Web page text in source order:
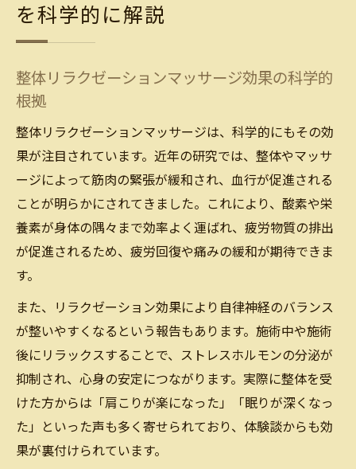
を科学的に解説
整体リラクゼーションマッサージ効果の科学的
根拠
整体リラクゼーションマッサージは、科学的にもその効
果が注目されています。近年の研究では、整体やマッサ
ージによって筋肉の緊張が緩和され、血行が促進される
ことが明らかにされてきました。これにより、酸素や栄
養素が身体の隅々まで効率よく運ばれ、疲労物質の排出
が促進されるため、疲労回復や痛みの緩和が期待できま
す。
また、リラクゼーション効果により自律神経のバランス
が整いやすくなるという報告もあります。施術中や施術
後にリラックスすることで、ストレスホルモンの分泌が
抑制され、心身の安定につながります。実際に整体を受
けた方からは「肩こりが楽になった」「眠りが深くなっ
た」といった声も多く寄せられており、体験談からも効
果が裏付けられています。